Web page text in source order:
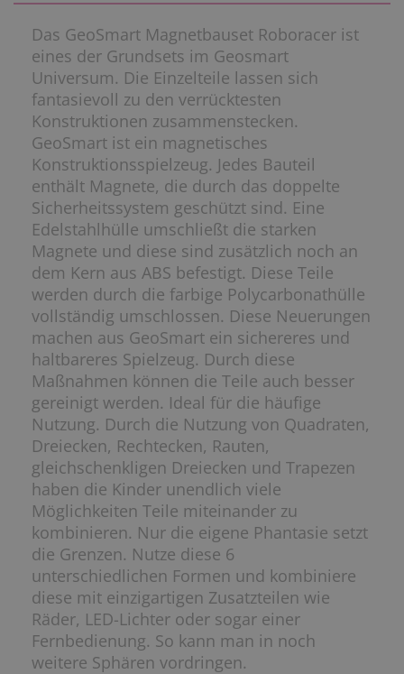
Das GeoSmart Magnetbauset Roboracer ist
eines der Grundsets im Geosmart
Universum. Die Einzelteile lassen sich
fantasievoll zu den verrücktesten
Konstruktionen zusammenstecken.
GeoSmart ist ein magnetisches
Konstruktionsspielzeug. Jedes Bauteil
enthält Magnete, die durch das doppelte
Sicherheitssystem geschützt sind. Eine
Edelstahlhülle umschließt die starken
Magnete und diese sind zusätzlich noch an
dem Kern aus ABS befestigt. Diese Teile
werden durch die farbige Polycarbonathülle
vollständig umschlossen. Diese Neuerungen
machen aus GeoSmart ein sichereres und
haltbareres Spielzeug. Durch diese
Maßnahmen können die Teile auch besser
gereinigt werden. Ideal für die häufige
Nutzung. Durch die Nutzung von Quadraten,
Dreiecken, Rechtecken, Rauten,
gleichschenkligen Dreiecken und Trapezen
haben die Kinder unendlich viele
Möglichkeiten Teile miteinander zu
kombinieren. Nur die eigene Phantasie setzt
die Grenzen. Nutze diese 6
unterschiedlichen Formen und kombiniere
diese mit einzigartigen Zusatzteilen wie
Räder, LED-Lichter oder sogar einer
Fernbedienung. So kann man in noch
weitere Sphären vordringen.